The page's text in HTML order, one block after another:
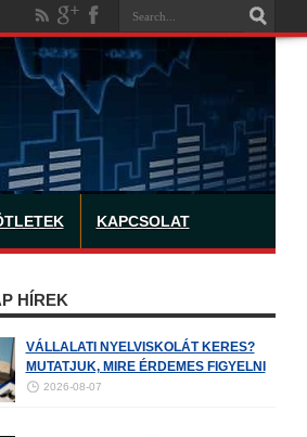
KAPCSOLAT
HÍREK
VÁLLALATI NYELVISKOLÁT KERES?
MUTATJUK, MIRE ÉRDEMES FIGYELNI
2026-08-07